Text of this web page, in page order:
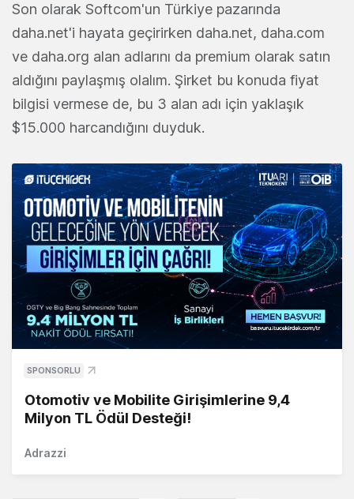
Son olarak Softcom'un Türkiye pazarında
daha.net'i hayata geçirirken daha.net, daha.com
ve daha.org alan adlarını da premium olarak satın
aldığını paylaşmış olalım. Şirket bu konuda fiyat
bilgisi vermese de, bu 3 alan adı için yaklaşık
$15.000 harcandığını duyduk.
SPONSORLU
Otomotiv ve Mobilite Girişimlerine 9,4
Milyon TL Ödül Desteği!
Adrazzi